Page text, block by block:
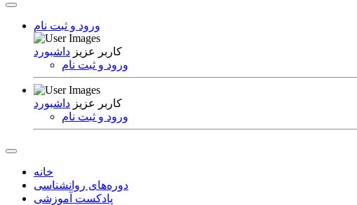
ورود و ثبت نام
کاربر عزیز داشبورد
ورود و ثبت نام
کاربر عزیز داشبورد
ورود و ثبت نام
خانه
دوره‌های روانشناسی
پادکست آموزشی